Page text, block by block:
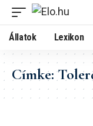
Állatok Lexikon
Címke: